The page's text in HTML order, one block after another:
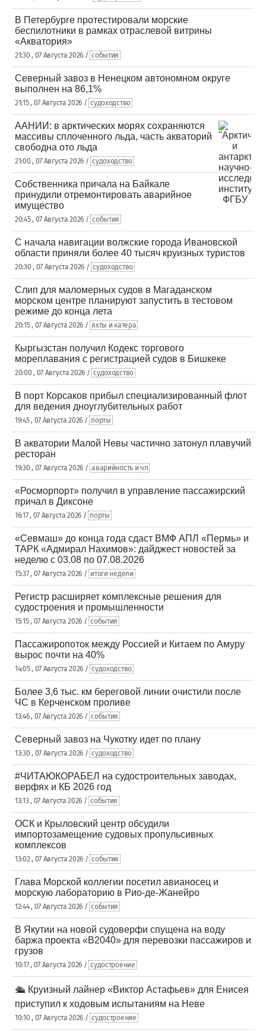
В Петербурге протестировали морские
беспилотники в рамках отраслевой витрины
«Акватория»
21:30 , 07 Августа 2026 / события
Северный завоз в Ненецком автономном округе
выполнен на 86,1%
21:15 , 07 Августа 2026 / судоходство
ААНИИ: в арктических морях сохраняются
массивы сплоченного льда, часть акваторий
свободна ото льда
21:00 , 07 Августа 2026 / судоходство
Собственника причала на Байкале
принудили отремонтировать аварийное
имущество
20:45 , 07 Августа 2026 / события
С начала навигации волжские города Ивановской
области приняли более 40 тысяч круизных туристов
20:30 , 07 Августа 2026 / судоходство
Слип для маломерных судов в Магаданском
морском центре планируют запустить в тестовом
режиме до конца лета
20:15 , 07 Августа 2026 / яхты и катера
Кыргызстан получил Кодекс торгового
мореплавания с регистрацией судов в Бишкеке
20:00 , 07 Августа 2026 / судоходство
В порт Корсаков прибыл специализированный флот
для ведения дноуглубительных работ
19:45 , 07 Августа 2026 / порты
В акватории Малой Невы частично затонул плавучий
ресторан
19:30 , 07 Августа 2026 / аварийность и чп
«Росморпорт» получил в управление пассажирский
причал в Диксоне
16:17 , 07 Августа 2026 / порты
«Севмаш» до конца года сдаст ВМФ АПЛ «Пермь» и
ТАРК «Адмирал Нахимов»: дайджест новостей за
неделю с 03.08 по 07.08.2026
15:37 , 07 Августа 2026 / итоги недели
Регистр расширяет комплексные решения для
судостроения и промышленности
15:15 , 07 Августа 2026 / события
Пассажиропоток между Россией и Китаем по Амуру
вырос почти на 40%
14:05 , 07 Августа 2026 / судоходство
Более 3,6 тыс. км береговой линии очистили после
ЧС в Керченском проливе
13:46 , 07 Августа 2026 / события
Северный завоз на Чукотку идет по плану
13:30 , 07 Августа 2026 / судоходство
#ЧИТАЮКОРАБЕЛ на судостроительных заводах,
верфях и КБ 2026 год
13:13 , 07 Августа 2026 / события
ОСК и Крыловский центр обсудили
импортозамещение судовых пропульсивных
комплексов
13:02 , 07 Августа 2026 / события
Глава Морской коллегии посетил авианосец и
морскую лабораторию в Рио-де-Жанейро
12:44 , 07 Августа 2026 / события
В Якутии на новой судоверфи спущена на воду
баржа проекта «В2040» для перевозки пассажиров и
грузов
10:17 , 07 Августа 2026 / судостроение
🛳️ Круизный лайнер «Виктор Астафьев» для Енисея
приступил к ходовым испытаниям на Неве
10:10 , 07 Августа 2026 / судостроение